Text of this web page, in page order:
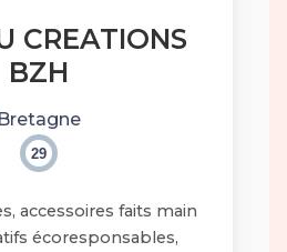
CREATIONS
BZH
Bretagne
29
accessoires faits main
écoresponsables,